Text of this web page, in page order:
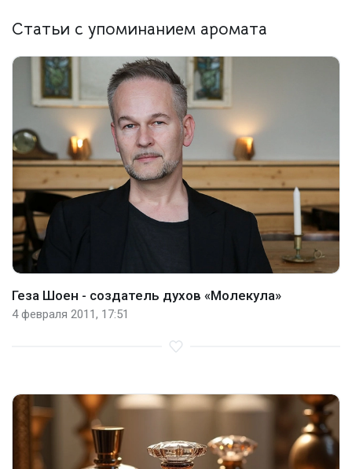
Статьи с упоминанием аромата
Геза Шоен - создатель духов «Молекула»
4 февраля 2011, 17:51